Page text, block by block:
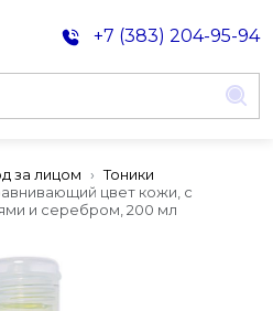
+7 (383) 204-95-94
за лицом
Тоники
цвет кожи, с
и серебром, 200 мл